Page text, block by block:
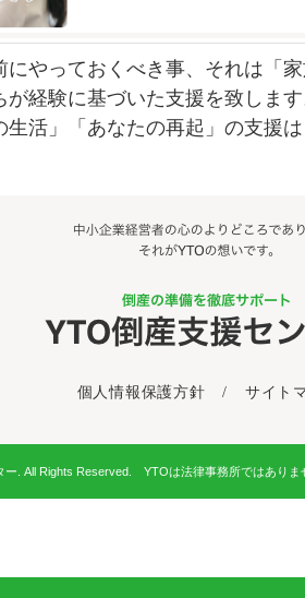
にやっておくべき事、それは「
が経験に基づいた支援を致しま
生活」「あなたの再起」の支援
個人情報保護方針 / サイト
ー. All Rights Reserved. YTOは法律事務所ではありま